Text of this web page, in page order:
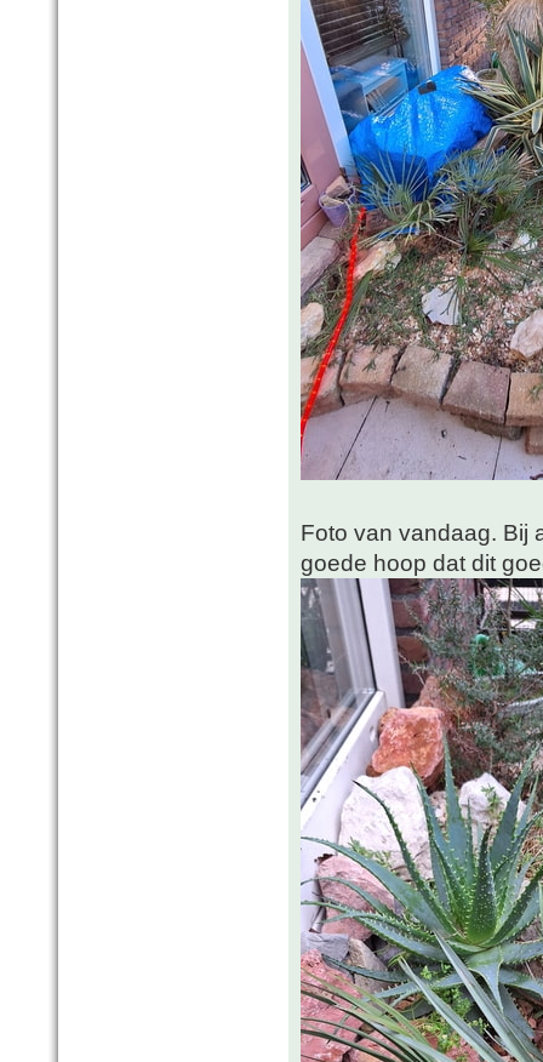
Foto van vandaag. Bij
goede hoop dat dit